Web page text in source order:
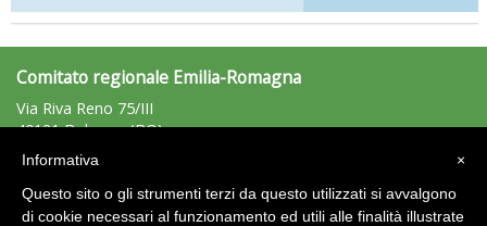
Comitato regionale Emilia-Romagna
Via Riva Reno 75/III
40121 Bologna (BO)
Tel: 051/225881 - Fax: 051/225203
C.F.: 92011680375
×
Informativa
Questo sito o gli strumenti terzi da questo utilizzati si avvalgono
di cookie necessari al funzionamento ed utili alle finalità illustrate